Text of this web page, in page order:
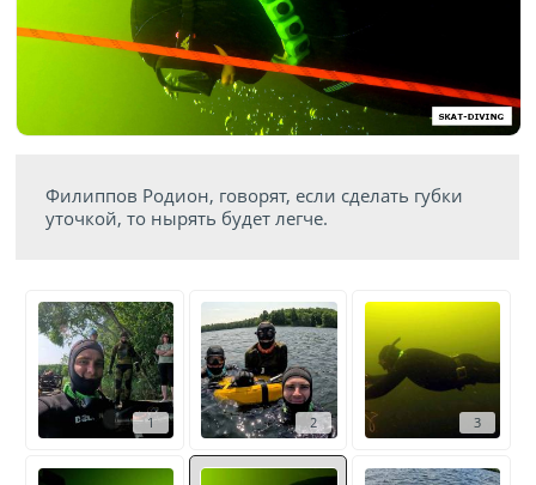
Филиппов Родион, говорят, если сделать губки
уточкой, то нырять будет легче.
1 2 3